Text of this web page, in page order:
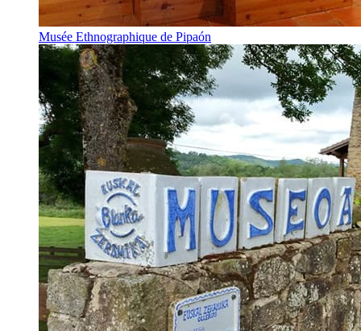
Musée Ethnographique de Pipaón